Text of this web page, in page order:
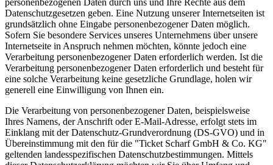
personenbezogenen Daten durch uns und Ihre Rechte aus dem
Datenschutzgesetzen geben. Eine Nutzung unserer Internetseiten ist
grundsätzlich ohne Eingabe personenbezogener Daten möglich.
Sofern Sie besondere Services unseres Unternehmens über unsere
Internetseite in Anspruch nehmen möchten, könnte jedoch eine
Verarbeitung personenbezogener Daten erforderlich werden. Ist die
Verarbeitung personenbezogener Daten erforderlich und besteht für
eine solche Verarbeitung keine gesetzliche Grundlage, holen wir
generell eine Einwilligung von Ihnen ein.
Die Verarbeitung von personenbezogener Daten, beispielsweise
Ihres Namens, der Anschrift oder E-Mail-Adresse, erfolgt stets im
Einklang mit der Datenschutz-Grundverordnung (DS-GVO) und in
Übereinstimmung mit den für die "Ticket Scharf GmbH & Co. KG"
geltenden landesspezifischen Datenschutzbestimmungen. Mittels